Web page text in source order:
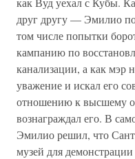
друг другу — Эмилио
том числе попытки
кампанию по
канализации, а как мэр
уважение и искал его
отношению к высшему
вознаграждал его. В
Эмилио решил, что
музей для